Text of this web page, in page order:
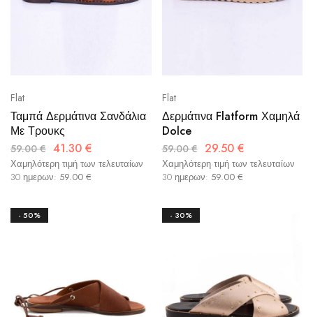
Flat
Ταμπά Δερμάτινα Σανδάλια
Με Τρουκς
59.00€ 41.30 €
Χαμηλότερη τιμή των τελευταίων
30 ημερων: 59.00 €
Flat
Δερμάτινα Flatform Χαμηλά
Dolce
59.00€ 29.50 €
Χαμηλότερη τιμή των τελευταίων
30 ημερων: 59.00 €
- 50% - 30%